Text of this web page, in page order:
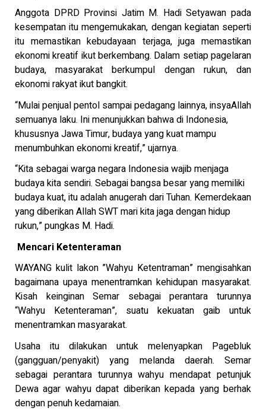
Anggota DPRD Provinsi Jatim M. Hadi Setyawan pada
kesempatan itu mengemukakan, dengan kegiatan seperti
itu memastikan kebudayaan terjaga, juga memastikan
ekonomi kreatif ikut berkembang. Dalam setiap pagelaran
budaya, masyarakat berkumpul dengan rukun, dan
ekonomi rakyat ikut bangkit.
“Mulai penjual pentol sampai pedagang lainnya, insyaAllah
semuanya laku. Ini menunjukkan bahwa di Indonesia,
khususnya Jawa Timur, budaya yang kuat mampu
menumbuhkan ekonomi kreatif,” ujarnya.
“Kita sebagai warga negara Indonesia wajib menjaga
budaya kita sendiri. Sebagai bangsa besar yang memiliki
budaya kuat, itu adalah anugerah dari Tuhan. Kemerdekaan
yang diberikan Allah SWT mari kita jaga dengan hidup
rukun,” pungkas M. Hadi.
Mencari Ketenteraman
WAYANG kulit lakon ”Wahyu Ketentraman” mengisahkan
bagaimana upaya menentramkan kehidupan masyarakat.
Kisah keinginan Semar sebagai perantara turunnya
“Wahyu Ketenteraman”, suatu kekuatan gaib untuk
menentramkan masyarakat.
Usaha itu dilakukan untuk melenyapkan Pagebluk
(gangguan/penyakit) yang melanda daerah. Semar
sebagai perantara turunnya wahyu mendapat petunjuk
Dewa agar wahyu dapat diberikan kepada yang berhak
dengan penuh kedamaian.